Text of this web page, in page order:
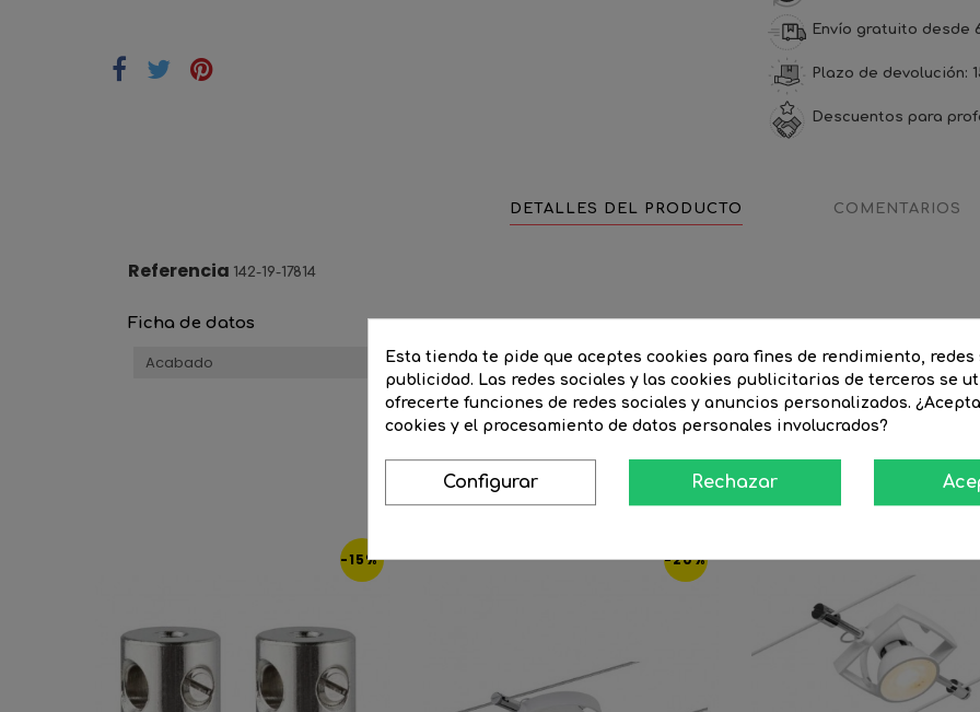
Envío gratuito desde
Plazo de devolución:
Descuentos para
DETALLES DEL PRODUCTO COMENTARIOS
Referencia 142-19-17814
Ficha de datos
Acabado Cromo
16 Productos De La Misma
-15% -20%
Esta tienda te pide que aceptes cookies para fines de rendimiento, redes
publicidad. Las redes sociales y las cookies publicitarias de terceros se
ofrecerte funciones de redes sociales y anuncios personalizados.
cookies y el procesamiento de datos personales involucrados?
Configurar Rechazar